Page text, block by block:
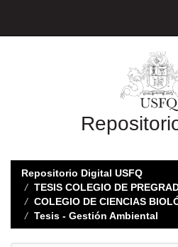
Repositorio Digital USFQ
TESIS COLEGIO DE
COLEGIO DE CIENCIAS
Tesis - Gestión Ambiental